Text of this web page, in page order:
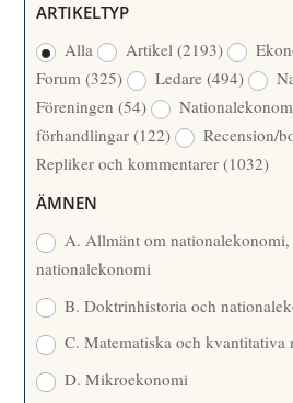
/
Å
R
R
F
A
T
T
A
R
ARTIKELTYP
Alla
Artikel(2193)
Forum(325) Ledare(494)
Föreningen(54)
förhandlingar(122) Recension/
Repliker och kommentarer(1032)
ÄMNEN
A. Allmänt om
nationalekonomi
B. Doktrinhistoria och
C. Matematiska och kvantitativa
D. Mikroekonomi